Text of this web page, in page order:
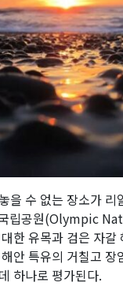
을 수 없는 장소가 리
립공원(Olympic
한 유목과 검은 자갈
안 특유의 거칠고 장
하나로 평가된다.